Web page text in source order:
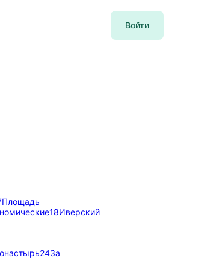
Войти
Площадь
18Иверский
24За